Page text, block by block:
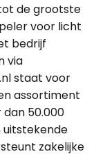
de grootste
voor licht
bedrijf
via
staat voor
assortiment
50.000
uitstekende
zakelijke